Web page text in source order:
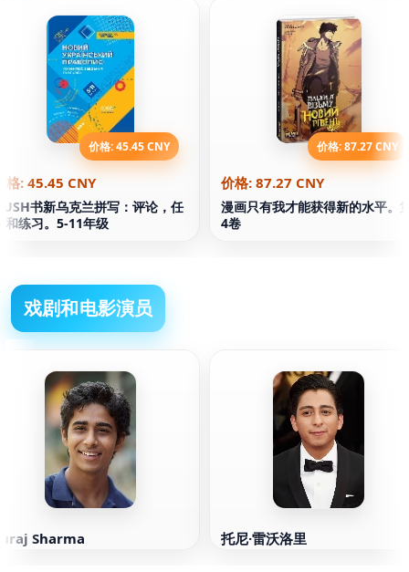
价格: 45.45 CNY
格: 45.45 CNY
书新乌克兰拼写：评论，任
和练习。5-11年级
价格: 87.27 CNY
价格: 87.27 CNY
漫画只有我才能获得新的水平。
4卷
戏剧和电影演员
Sharma 托尼·雷沃洛里